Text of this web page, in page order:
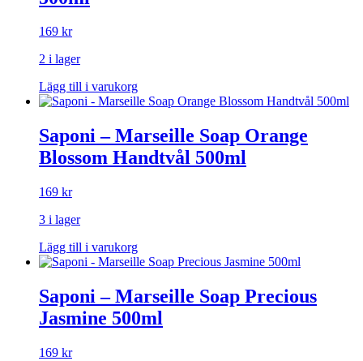
169 kr
2 i lager
Lägg till i varukorg
Saponi – Marseille Soap Orange
Blossom Handtvål 500ml
169 kr
3 i lager
Lägg till i varukorg
Saponi – Marseille Soap Precious
Jasmine 500ml
169 kr